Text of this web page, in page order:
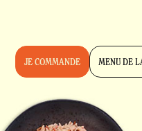
JE COMMANDE MENU DE